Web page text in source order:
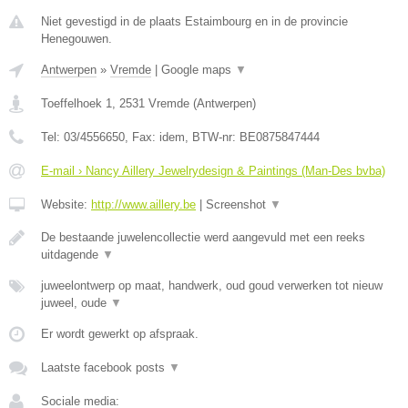
Niet gevestigd in de plaats Estaimbourg en in de provincie
Henegouwen.
Antwerpen » Vremde | Google maps ▼
Toeffelhoek 1 2531 Vremde (Antwerpen)
Tel: 03/4556650 , Fax: idem , BTW-nr: BE0875847444
E-mail › Nancy Aillery Jewelrydesign & Paintings (Man-Des bvba)
Website: http://www.aillery.be | Screenshot ▼
De bestaande juwelencollectie werd aangevuld met een reeks
uitdagende ▼
juweelontwerp op maat, handwerk, oud goud verwerken tot nieuw
juweel, oude ▼
Er wordt gewerkt op afspraak.
Laatste facebook posts ▼
Sociale media: